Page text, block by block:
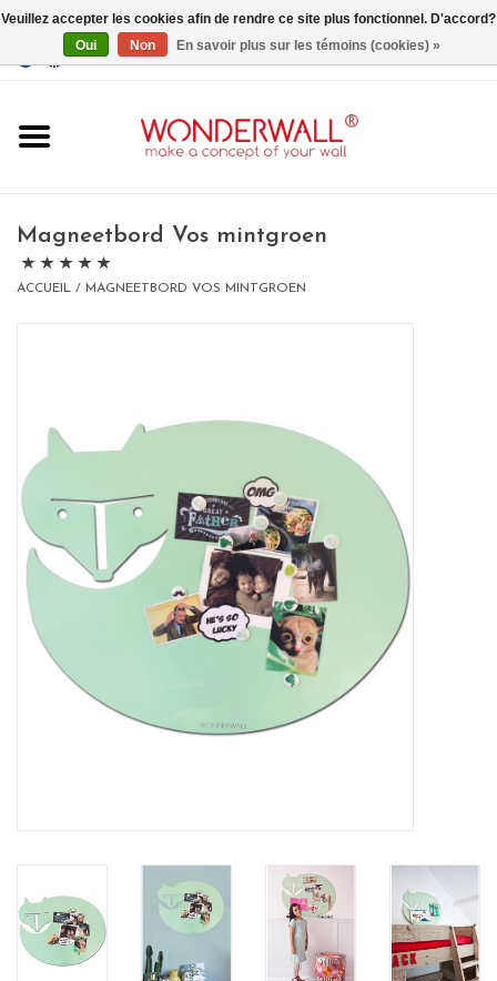
EUR/GBP
LIMITED EXCLUSIVES
Etagères Shelves
Rectangulaire, carrées, rondes
tableau magnétique
Magneetbord Vos mintgroen
ACCUEIL / MAGNEETBORD VOS MINTGROEN
Veuillez accepter les cookies afin de rendre ce site plus fonctionnel. D'accord?
Oui
Non En savoir plus sur les témoins (cookies) »